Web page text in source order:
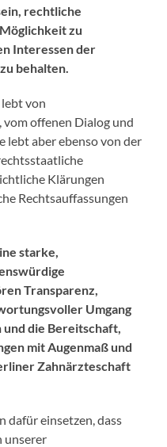
rechtliche
zu
Interessen der
behalten.
von
offenen Dialog und
lebt aber ebenso von der
Klärungen
Rechtsauffassungen
starke,
Transparenz,
Umgang
die Bereitschaft,
mit Augenmaß und
Zahnärzteschaft
dafür einsetzen, dass
unserer